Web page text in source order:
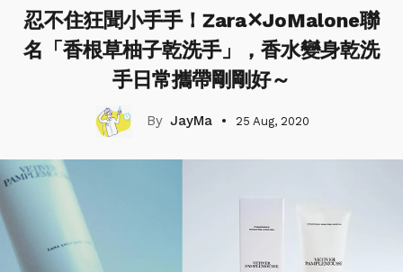
忍不住狂聞小手手！Zara✕JoMalone聯
名「香根草柚子乾洗手」，香水變身乾洗
手日常攜帶剛剛好～
JayMa 25 Aug, 2020